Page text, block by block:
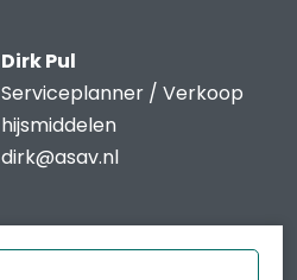
Dirk Pul
Serviceplanner / Verkoop
hijsmiddelen
dirk@asav.nl